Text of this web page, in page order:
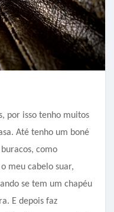
por isso tenho muitos
Até tenho um boné
como
meu cabelo suar,
se tem um chapéu
E depois faz